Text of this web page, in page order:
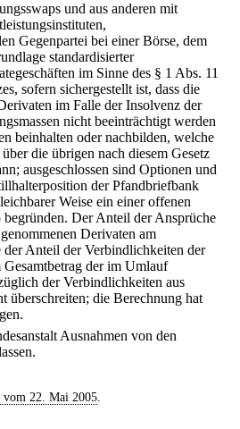
und aus anderen mit
Gegenpartei bei einer Börse, dem
standardisierter
im Sinne des § 1 Abs. 11
sofern sichergestellt ist, dass die
im Falle der Insolvenz der
nicht beeinträchtigt werden
beinhalten oder nachbilden, welche
die übrigen nach diesem Gesetz
ausgeschlossen sind Optionen und
der Pfandbriefbank
Weise ein einer offenen
Der Anteil der Ansprüche
Derivaten am
Anteil der Verbindlichkeiten der
der im Umlauf
der Verbindlichkeiten aus
überschreiten; die Berechnung hat
Ausnahmen von den
vom 22. Mai 2005.